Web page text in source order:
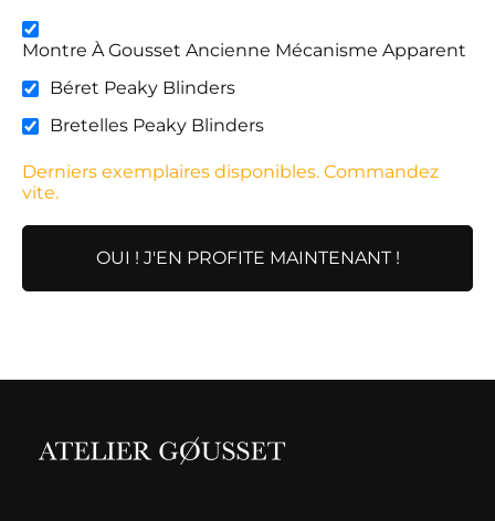
Montre À Gousset Ancienne Mécanisme Apparent
Béret Peaky Blinders
Bretelles Peaky Blinders
Derniers exemplaires disponibles. Commandez
vite.
OUI ! J'EN PROFITE MAINTENANT !